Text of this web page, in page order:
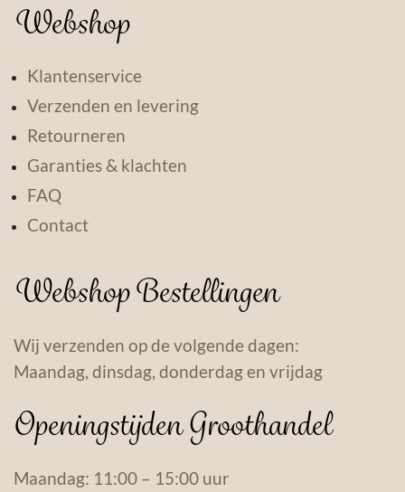
Webshop
Klantenservice
Verzenden en levering
Retourneren
Garanties & klachten
FAQ
Contact
Webshop Bestellingen
Wij verzenden op de volgende dagen:
Maandag, dinsdag, donderdag en vrijdag
Openingstijden Groothandel
Maandag: 11:00 – 15:00 uur